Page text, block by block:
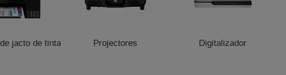
jacto de tinta Projectores Digitalizador